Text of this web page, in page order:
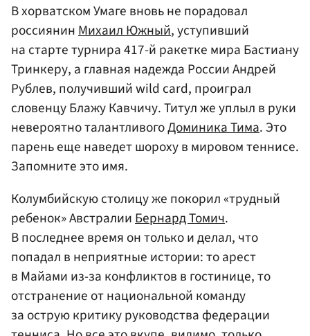
В хорватском Умаге вновь не порадовал
россиянин Михаил Южный, уступивший
на старте турнира 417-й ракетке мира Бастиану
Тринкеру, а главная надежда России Андрей
Рублев, получивший wild card, проиграл
словенцу Блажу Кавчичу. Титул же уплыл в руки
невероятно талантливогоДоминика Тима. Это
парень еще наведет шороху в мировом теннисе.
Запомните это имя.
Колумбийскую столицу же покорил «трудный
ребенок» АвстралииБернард Томич.
В последнее время он только и делал, что
попадал в неприятные истории: то арест
в Майами из-за конфликтов в гостинице, то
отстранение от национальной команду
за острую критику руководства федерации